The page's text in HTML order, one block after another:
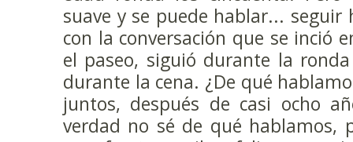
suave y se puede hablar...
con la conversación que se inció
el paseo, siguió durante la
durante la cena. ¿De qué
juntos, después de casi ocho
verdad no sé de qué hablamos,